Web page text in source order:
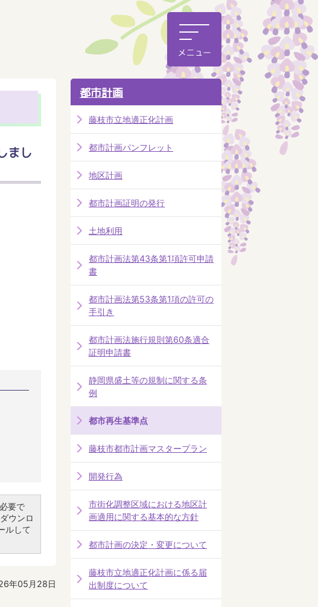
まし
要で
ウンロ
ルして
年05月28日
都市計画
藤枝市立地適正化計画
都市計画パンフレット
地区計画
都市計画証明の発行
土地利用
都市計画法第43条第1項許可申請
書
都市計画法第53条第1項の許可の
手引き
都市計画法施行規則第60条適合
証明申請書
静岡県盛土等の規制に関する条
例
都市再生基準点
藤枝市都市計画マスタープラン
開発行為
市街化調整区域における地区計
画適用に関する基本的な方針
都市計画の決定・変更について
藤枝市立地適正化計画に係る届
出制度について